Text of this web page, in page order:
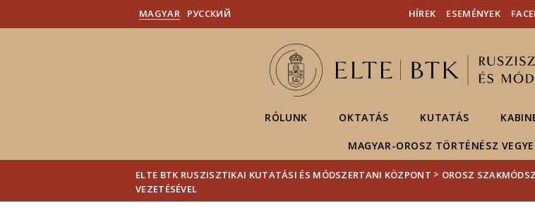
Hírek
Események
ELTE a
MAGYAR PУССКИЙ HÍREK ESEMÉNYEK
RÓLUNK OKTATÁS KUTATÁS
MAGYAR-OROSZ TÖRTÉNÉSZ
ELTE BTK RUSZISZTIKAI KUTATÁSI ÉS MÓDSZERTANI KÖZPONT > OROSZ
VEZETÉSÉVEL